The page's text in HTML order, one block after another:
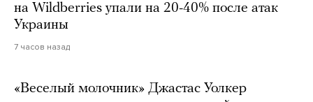
на Wildberries упали на 20-40% после атак
Украины
7 часов назад
«Веселый молочник» Джастас Уолкер